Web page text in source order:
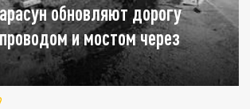
обновляют дорогу
и мостом через